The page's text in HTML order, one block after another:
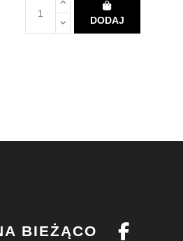
DODAJ
BIEŻĄCO